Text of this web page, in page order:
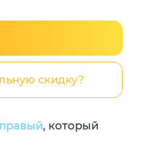
скидку?
, который